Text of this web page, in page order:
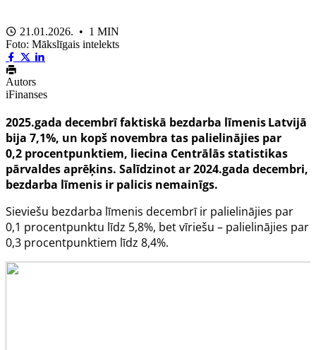
21.01.2026. • 1 MIN
Foto: Mākslīgais intelekts
Autors
iFinanses
2025.gada decembrī faktiskā bezdarba līmenisLatvijā
bija 7,1%, un kopš novembra tas palielinājies par
0,2 procentpunktiem, liecina Centrālās statistikas
pārvaldes aprēķins. Salīdzinot ar 2024.gada decembri,
bezdarba līmenis ir palicis nemainīgs.
Sieviešu bezdarba līmenis decembrī ir palielinājies par
0,1 procentpunktu līdz 5,8%, bet vīriešu – palielinājies par
0,3 procentpunktiem līdz 8,4%.